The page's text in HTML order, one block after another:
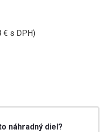
€ s DPH)
náhradný diel?